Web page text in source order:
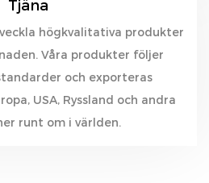
Tjäna
högkvalitativa produkter
Våra produkter följer
och exporteras
USA, Ryssland och andra
runt om i världen.